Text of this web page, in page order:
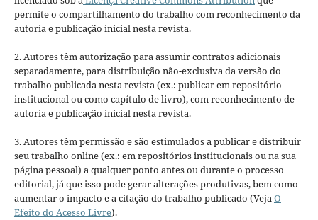
permite o compartilhamento do trabalho com reconhecimento da
autoria e publicação inicial nesta revista.
2. Autores têm autorização para assumir contratos adicionais
separadamente, para distribuição não-exclusiva da versão do
trabalho publicada nesta revista (ex.: publicar em repositório
institucional ou como capítulo de livro), com reconhecimento de
autoria e publicação inicial nesta revista.
3. Autores têm permissão e são estimulados a publicar e distribuir
seu trabalho online (ex.: em repositórios institucionais ou na sua
página pessoal) a qualquer ponto antes ou durante o processo
editorial, já que isso pode gerar alterações produtivas, bem como
aumentar o impacto e a citação do trabalho publicado (VejaO
Efeito do Acesso Livre).